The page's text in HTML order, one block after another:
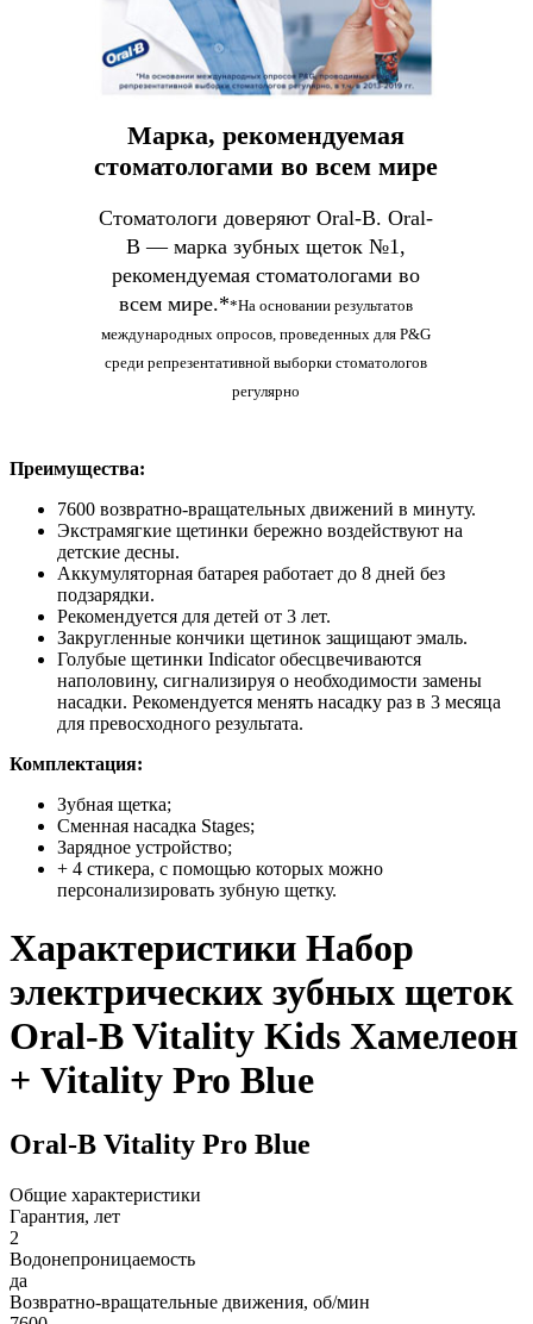
Марка, рекомендуемая
стоматологами во всем мире
Стоматологи доверяют Oral-B. Oral-
B — марка зубных щеток №1,
рекомендуемая стоматологами во
всем мире.**На основании результатов
международных опросов, проведенных для P&G
среди репрезентативной выборки стоматологов
регулярно
Преимущества:
7600 возвратно-вращательных движений в минуту.
Экстрамягкие щетинки бережно воздействуют на
детские десны.
Аккумуляторная батарея работает до 8 дней без
подзарядки.
Рекомендуется для детей от 3 лет.
Закругленные кончики щетинок защищают эмаль.
Голубые щетинки Indicator обесцвечиваются
наполовину, сигнализируя о необходимости замены
насадки. Рекомендуется менять насадку раз в 3 месяца
для превосходного результата.
Комплектация:
Зубная щетка;
Сменная насадка Stages;
Зарядное устройство;
+ 4 стикера, с помощью которых можно
персонализировать зубную щетку.
Характеристики Набор
электрических зубных щеток
Oral-B Vitality Kids Хамелеон
+ Vitality Pro Blue
Oral-B Vitality Pro Blue
Общие характеристики
Гарантия, лет
2
Водонепроницаемость
да
Возвратно-вращательные движения, об/мин